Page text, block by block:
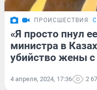
ПРОИСШЕСТВИЯ
«Я просто пнул
министра в
убийство жены
4 апреля, 2024, 17:36 2